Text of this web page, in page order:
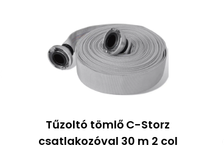
Tűzoltó tömlő C-Storz
csatlakozóval 30 m 2 col